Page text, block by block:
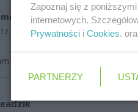
01:35
nie wiem gdzie szukać mamony
Zapoznaj się z
internetowych.
Prywatności i Cookies.
PARTNERZY